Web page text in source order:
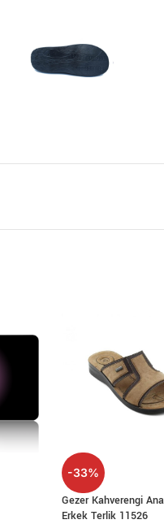
-33%
Gezer Kahverengi
Erkek Terlik 11526